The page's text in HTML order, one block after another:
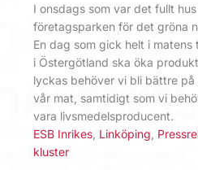
I onsdags som var det fullt
företagsparken för det gröna
En dag som gick helt i
i Östergötland ska öka
lyckas behöver vi bli bättre
vår mat, samtidigt som vi
vara livsmedelsproducent.
ESB Inrikes Linköping
kluster